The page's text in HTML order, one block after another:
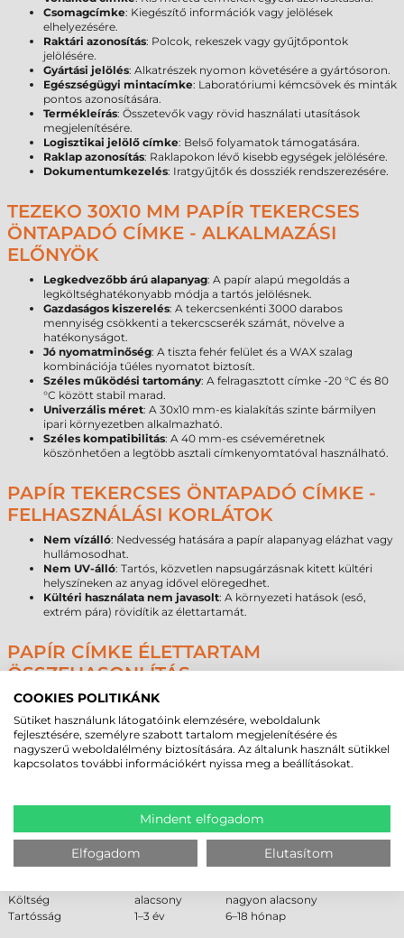
Csomagcímke: Kiegészítő információk vagy jelölések
elhelyezésére.
Raktári azonosítás: Polcok, rekeszek vagy gyűjtőpontok
jelölésére.
Gyártási jelölés: Alkatrészek nyomon követésére a gyártósoron.
Egészségügyi mintacímke: Laboratóriumi kémcsövek és minták
pontos azonosítására.
Termékleírás: Összetevők vagy rövid használati utasítások
megjelenítésére.
Logisztikai jelölő címke: Belső folyamatok támogatására.
Raklap azonosítás: Raklapokon lévő kisebb egységek jelölésére.
Dokumentumkezelés: Iratgyűjtők és dossziék rendszerezésére.
TEZEKO 30X10 MM PAPÍR TEKERCSES
ÖNTAPADÓ CÍMKE - ALKALMAZÁSI
ELŐNYÖK
Legkedvezőbb árú alapanyag: A papír alapú megoldás a
legköltséghatékonyabb módja a tartós jelölésnek.
Gazdaságos kiszerelés: A tekercsenkénti 3000 darabos
mennyiség csökkenti a tekercscserék számát, növelve a
hatékonyságot.
Jó nyomatminőség: A tiszta fehér felület és a WAX szalag
kombinációja tűéles nyomatot biztosít.
Széles működési tartomány: A felragasztott címke -20 °C és 80
°C között stabil marad.
Univerzális méret: A 30x10 mm-es kialakítás szinte bármilyen
ipari környezetben alkalmazható.
Széles kompatibilitás: A 40 mm-es cséveméretnek
köszönhetően a legtöbb asztali címkenyomtatóval használható.
PAPÍR TEKERCSES ÖNTAPADÓ CÍMKE -
FELHASZNÁLÁSI KORLÁTOK
Nem vízálló: Nedvesség hatására a papír alapanyag elázhat vagy
hullámosodhat.
Nem UV-álló: Tartós, közvetlen napsugárzásnak kitett kültéri
helyszíneken az anyag idővel elöregedhet.
Kültéri használata nem javasolt: A környezeti hatások (eső,
extrém pára) rövidítik az élettartamát.
PAPÍR CÍMKE ÉLETTARTAM
ÖSSZEHASONLÍTÁS
Alapanyag típusa
Papír
1–3 év
Direkt termál
6–18 hónap
Műanyag
5–10 év
ÖSSZEHASONLÍTÁS
Tulajdonság Papír
Direkt termál
Hőállóság
jobb
gyenge
Költség
alacsony
nagyon alacsony
Tartósság
1–3 év 6–18 hónap
COOKIES POLITIKÁNK
Sütiket használunk látogatóink elemzésére, weboldalunk
fejlesztésére, személyre szabott tartalom megjelenítésére és
nagyszerű weboldalélmény biztosítására. Az általunk használt sütikkel
kapcsolatos további információkért nyissa meg a beállításokat.
Mindent elfogadom
Elfogadom Elutasítom